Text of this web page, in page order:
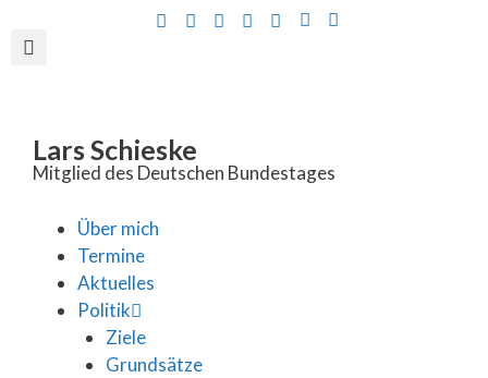
Lars Schieske
Mitglied des Deutschen Bundestages
Über mich
Termine
Aktuelles
Politik
Ziele
Grundsätze